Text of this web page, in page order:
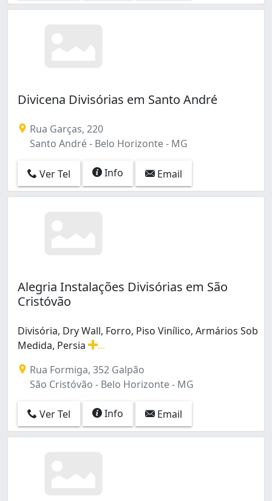
Divicena Divisórias em Santo André
Rua Garças, 220
Santo André - Belo Horizonte - MG
Ver Tel Info Email
Alegria Instalações Divisórias em São
Cristóvão
Divisória, Dry Wall, Forro, Piso Vinílico, Armários Sob
Medida, Persia
Rua Formiga, 352 Galpão
São Cristóvão - Belo Horizonte - MG
Ver Tel Info Email